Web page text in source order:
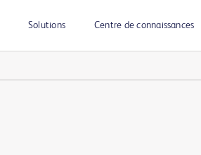
Solutions Centre de connaissances